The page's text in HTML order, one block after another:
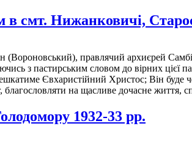
смт. Нижанковичі,
правлячий архиєрей
з пастирським словом до вірних
Євхаристійний Христос; Він
благословляти на щасливе дочасне життя,
1932-33 рр.